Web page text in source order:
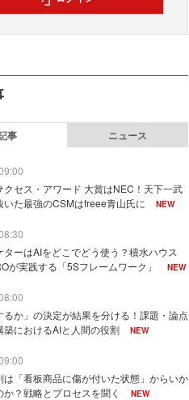
事 ニュース
クセス・アワード 大賞はNEC！天下一武
いた最強のCSMはfreee青山氏に
NEW
ターはAIをどこでどう使う？積水ハウス
が実践する「5Sフレームワーク」
NEW
るか」の決定が結果を分ける！課題・論点
築におけるAIと人間の役割
NEW
は「看板商品に傷が付いた状態」からいか
か？戦略とプロセスを聞く
NEW